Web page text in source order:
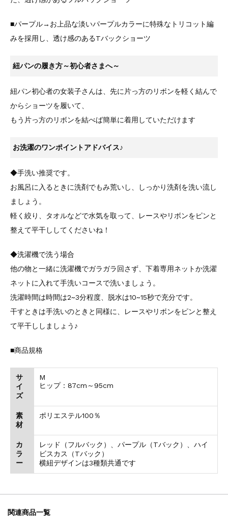
■パープル→お上品な淡いパープルカラーに特殊なトリコット編
みを採用し、透け感のあるTバックショーツ
紐パンの履き方～初心者さまへ～
紐パン初心者の女装子さんは、先に片っ方のリボンを軽く結んで
からショーツを履いて、
もう片っ方のリボンを結べば簡単に着用していただけます
お洗濯のワンポイントアドバイス♪
◆手洗い推奨です。
お風呂に入るときに洗剤でもみ荒いし、しっかり洗剤を洗い流し
ましょう。
軽く絞り、タオルなどで水気を取って、レースやリボンをピンと
整えて平干ししてくださいね！
◆洗濯機で洗う場合
他の物と一緒に洗濯機でガラガラ回さず、下着専用ネットか洗濯
ネットに入れて手洗いコースで洗いましょう。
洗濯時間は時間は2~3分程度、脱水は10~15秒で充分です。
​干すときは手洗いのときと同様に、レースやリボンをピンと整え
て平干ししましょう♪
■商品規格
サ
イ
ズ
M
ヒップ：87cm～95cm
素
材
ポリエステル100％
カ
ラ
ー
レッド（フルバック）、パープル（Tバック）、ハイ
ビスカス（Tバック）
横紐デザインは3種類共通です
関連商品一覧